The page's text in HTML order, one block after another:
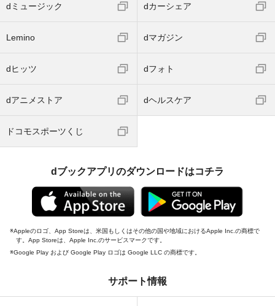
dミュージック dカーシェア
Lemino dマガジン
dヒッツ dフォト
dアニメストア dヘルスケア
ドコモスポーツくじ
dブックアプリのダウンロードはコチラ
Appleのロゴ、App Storeは、米国もしくはその他の国や地域におけるApple Inc.の商標で
す。App Storeは、Apple Inc.のサービスマークです。
Google Play および Google Play ロゴは Google LLC の商標です。
サポート情報